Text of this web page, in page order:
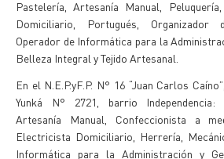
Pastelería, Artesanía Manual,
Domiciliario, Portugués, Organizador
Operador de Informática para la
Belleza Integral y Tejido Artesanal.
En el N.E.P.yF.P. N° 16 “Juan Carlos
Yunká N° 2721, barrio Independencia:
Artesanía Manual, Confeccionista a
Electricista Domiciliario, Herrería,
Informática para la Administración y